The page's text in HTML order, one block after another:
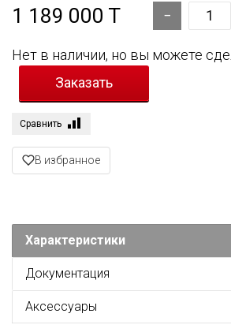
1 189 000 T
Нет в наличии, но вы можете
Сравнить
В избранное
Характеристики
Документация
Аксессуары